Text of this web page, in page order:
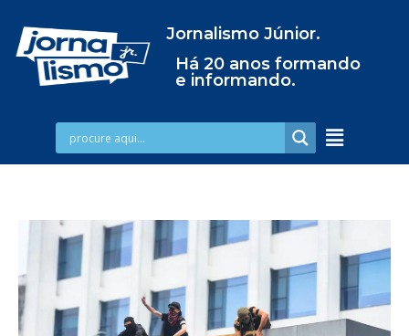
Jornalismo Júnior.
Há 20 anos formando
e informando.